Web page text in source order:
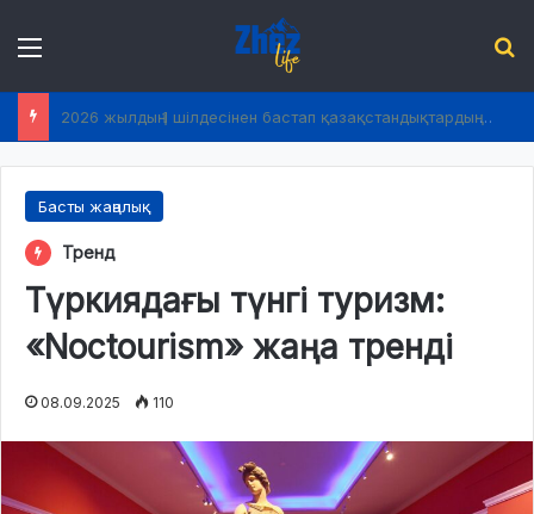
Ұлытау: 4 жылдағы жол инфрақұрылымының түбегейлі жаңаруы
Басты жаңалық
Тренд
Түркиядағы түнгі туризм:
«Noctourism» жаңа тренді
08.09.2025 110